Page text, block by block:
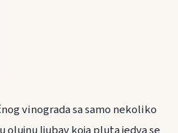
vinograda sa samo nekoliko